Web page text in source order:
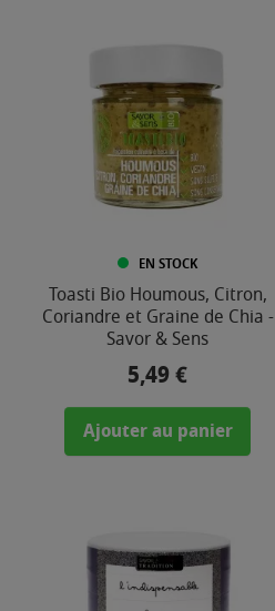
EN STOCK
Toasti Bio Houmous, Citron,
Coriandre et Graine de Chia -
Savor & Sens
Prix
5,49 €
Ajouter au panier